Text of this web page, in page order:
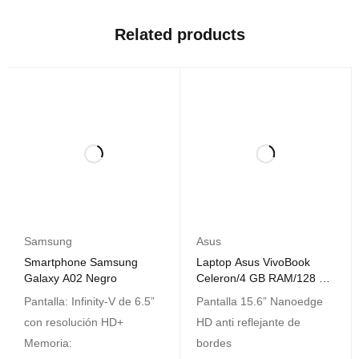
Related products
Samsung
Smartphone Samsung
Galaxy A02 Negro
Pantalla: Infinity-V de 6.5”
con resolución HD+
Memoria:
Asus
Laptop Asus VivoBook
Celeron/4 GB RAM/128 GB
Pantalla 15.6” Nanoedge
HD anti reflejante de
bordes